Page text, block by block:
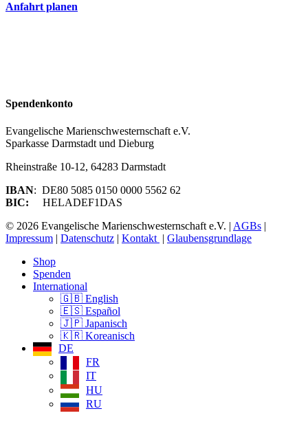
Anfahrt planen
Spendenkonto
Evangelische Marienschwesternschaft e.V.
Sparkasse Darmstadt und Dieburg
Rheinstraße 10-12, 64283 Darmstadt
IBAN: DE80 5085 0150 0000 5562 62
BIC: HELADEF1DAS
© 2026 Evangelische Marienschwesternschaft e.V. | AGBs |
Impressum | Datenschutz | Kontakt | Glaubensgrundlage
Close
Menu
Shop
Spenden
International
🇬🇧 English
🇪🇸 Español
🇯🇵 Japanisch
🇰🇷 Koreanisch
DE
FR
IT
HU
RU